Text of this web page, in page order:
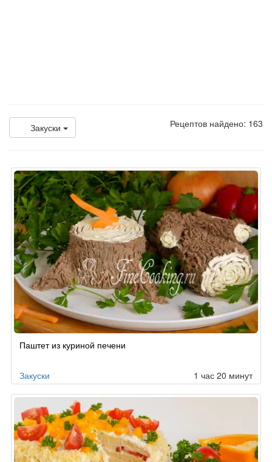
Закуски Рецептов найдено: 163
Паштет из куриной печени
Закуски 1 час 20 минут